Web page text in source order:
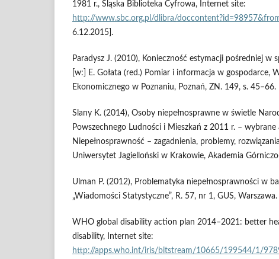
1981 r., Śląska Biblioteka Cyfrowa, Internet site:
http://www.sbc.org.pl/dlibra/
6.12.2015].
Paradysz J. (2010), Konieczność estymacji pośredniej w
[w:] E. Gołata (red.) Pomiar i informacja w gospodarce,
Ekonomicznego w Poznaniu, Poznań, ZN. 149, s. 45–66.
Slany K. (2014), Osoby niepełnosprawne w świetle
Powszechnego Ludności i Mieszkań z 2011 r. – wybrane
Niepełnosprawność – zagadnienia, problemy,
Uniwersytet Jagielloński w Krakowie, Akademia
Ulman P. (2012), Problematyka niepełnosprawności w
„Wiadomości Statystyczne”, R. 57, nr 1, GUS, Warszawa.
WHO global disability action plan 2014–2021: better
disability, Internet site:
http://apps.who.int/iris/bitstream/10665/199544/1/